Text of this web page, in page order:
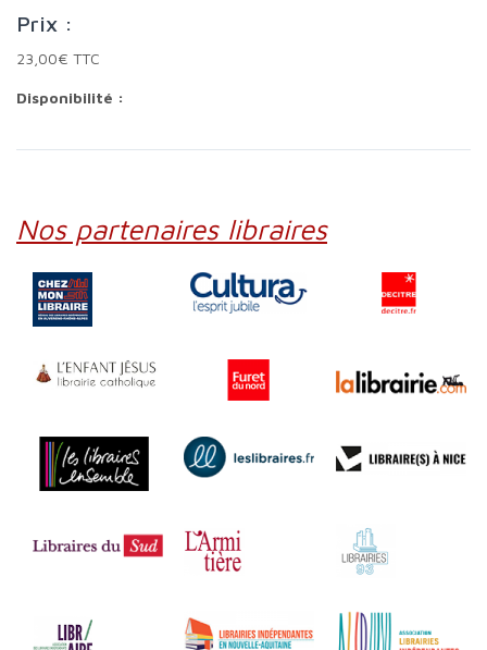
Prix :
23,00€ TTC
Disponibilité :
Nos partenaires libraires